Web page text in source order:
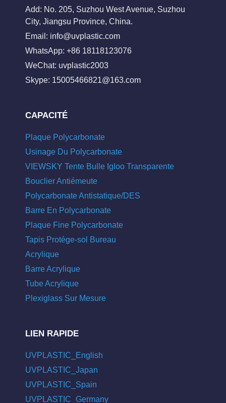
Add: No. 205, Suzhou West Avenue, Suzhou
City, Jiangsu Province, China.
Email: info@uvplastic.com
WhatsApp: +86 18118123076
WeChat: uvplastic2003
Skype: 15005466821@163.com
CAPACITÉ
Plaque Polycarbonate
Usinage Du Polycarbonate
VIEWSKY Tente Bulle Igloo Transparente
Bouclier Antiémeute
Polycarbonate Antistatique/DES
Barre En Polycarbonate
Plaque Fine Polycarbonate
Tapis Protège-sol Bureau
Acrylique
Barre Acrylique
Tube Acrylique
Plexiglass Sur Mesure
LIEN RAPIDE
UVPLASTIC_English
UVPLASTIC_Japan
UVPLASTIC_Spain
UVPLASTIC_Germany